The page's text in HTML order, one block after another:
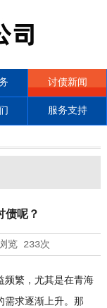
讨债新闻
服务支持
债呢？
览 233次
繁，尤其是在青海
需求逐渐上升。那